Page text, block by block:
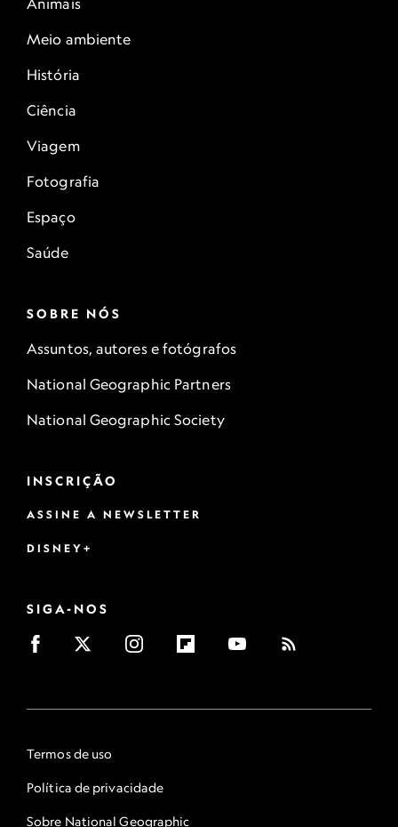
Animais
Meio ambiente
História
Ciência
Viagem
Fotografia
Espaço
Saúde
SOBRE NÓS
Assuntos, autores e fotógrafos
National Geographic Partners
National Geographic Society
INSCRIÇÃO
ASSINE A NEWSLETTER
DISNEY+
SIGA-NOS
Termos de uso
Política de privacidade
Sobre National Geographic